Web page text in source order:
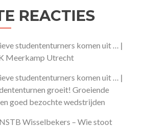
REACTIES
studententurners komen uit … |
Meerkamp Utrecht
studententurners komen uit … |
groeit! Groeiende
goed bezochte wedstrijden
Wisselbekers – Wie stoot